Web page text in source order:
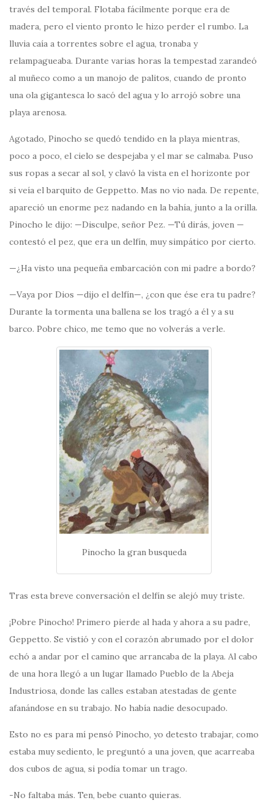
través del temporal. Flotaba fácilmente porque era de
madera, pero el viento pronto le hizo perder el rumbo. La
lluvia caía a torrentes sobre el agua, tronaba y
relampagueaba. Durante varias horas la tempestad zarandeó
al muñeco como a un manojo de palitos, cuando de pronto
una ola gigantesca lo sacó del agua y lo arrojó sobre una
playa arenosa.
Agotado, Pinocho se quedó tendido en la playa mientras,
poco a poco, el cielo se despejaba y el mar se calmaba. Puso
sus ropas a secar al sol, y clavó la vista en el horizonte por
si veía el barquito de Geppetto. Mas no vio nada. De repente,
apareció un enorme pez nadando en la bahía, junto a la orilla.
Pinocho le dijo: —Disculpe, señor Pez. —Tú dirás, joven —
contestó el pez, que era un delfín, muy simpático por cierto.
—¿Ha visto una pequeña embarcación con mi padre a bordo?
—Vaya por Dios —dijo el delfín—, ¿con que ése era tu padre?
Durante la tormenta una ballena se los tragó a él y a su
barco. Pobre chico, me temo que no volverás a verle.
Pinocho la gran busqueda
Tras esta breve conversación el delfín se alejó muy triste.
¡Pobre Pinocho! Primero pierde al hada y ahora a su padre,
Geppetto. Se vistió y con el corazón abrumado por el dolor
echó a andar por el camino que arrancaba de la playa. Al cabo
de una hora llegó a un lugar llamado Pueblo de la Abeja
Industriosa, donde las calles estaban atestadas de gente
afanándose en su trabajo. No había nadie desocupado.
Esto no es para mí pensó Pinocho, yo detesto trabajar, como
estaba muy sediento, le preguntó a una joven, que acarreaba
dos cubos de agua, si podía tomar un trago.
-No faltaba más. Ten, bebe cuanto quieras.